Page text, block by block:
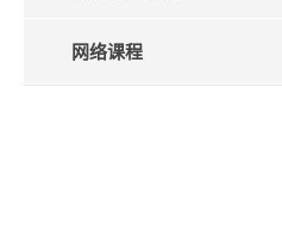
网络课程